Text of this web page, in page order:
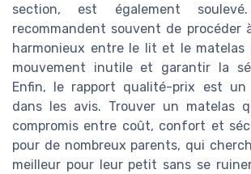
section, est également
recommandent souvent de procéder
harmonieux entre le lit et le
mouvement inutile et garantir la
Enfin, le rapport qualité-prix est
dans les avis. Trouver un matelas
compromis entre coût, confort et
pour de nombreux parents, qui
meilleur pour leur petit sans se